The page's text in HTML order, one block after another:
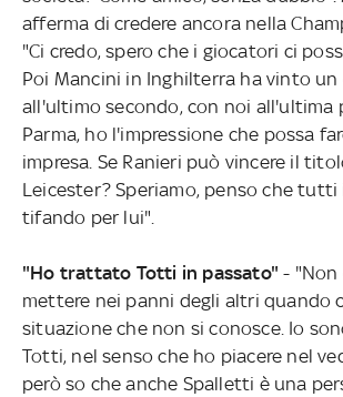
afferma di credere ancora nella
"Ci credo, spero che i giocatori ci
Poi Mancini in Inghilterra ha vinto
all'ultimo secondo, con noi
Parma, ho l'impressione che possa
impresa. Se Ranieri può vincere il
Leicester? Speriamo, penso che
tifando per lui".
"Ho trattato Totti in passato"- "Non
mettere nei panni degli altri quando
situazione che non si conosce. Io
Totti, nel senso che ho piacere nel
però so che anche Spalletti è una